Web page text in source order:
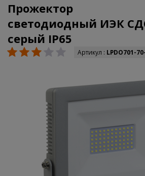
Прожектор
светодиодный ИЭК
серый IP65
Артикул : LPDO701-